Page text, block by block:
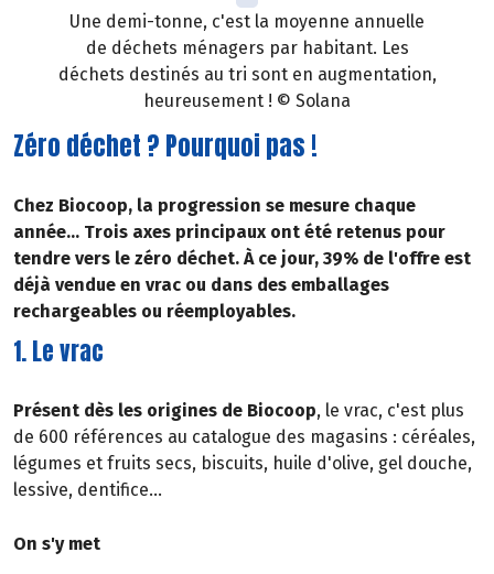
Une demi-tonne, c'est la moyenne annuelle
de déchets ménagers par habitant. Les
déchets destinés au tri sont en augmentation,
heureusement ! © Solana
Zéro déchet ? Pourquoi pas !
Chez Biocoop, la progression se mesure chaque
année... Trois axes principaux ont été retenus pour
tendre vers le zéro déchet. À ce jour, 39% de l'offre est
déjà vendue en vrac ou dans des emballages
rechargeables ou réemployables.
1. Le vrac
Présent dès les origines de Biocoop, le vrac, c'est plus
de 600 références au catalogue des magasins : céréales,
légumes et fruits secs, biscuits, huile d'olive, gel douche,
lessive, dentifice...
On s'y met